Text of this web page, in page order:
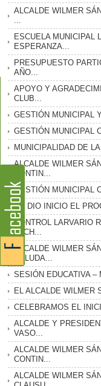
ALCALDE WILMER
ESCUELA MUNICIPAL
ESPERANZA...
PRESUPUESTO
AÑO...
APOYO Y
CLUB...
GESTIÓN MUNICIPAL
GESTIÓN MUNICIPAL
MUNICIPALIDAD DE
ALCALDE WILMER
CONTIN...
GESTIÓN MUNICIPAL
SE DIO INICIO EL
CONTROL LARVARIO
LUCH...
ALCALDE WILMER
SALUDA...
SESIÓN EDUCATIVA –
EL ALCALDE WILMER
CELEBRAMOS EL
ALCALDE Y
VASO...
ALCALDE WILMER
CONTIN...
ALCALDE WILMER